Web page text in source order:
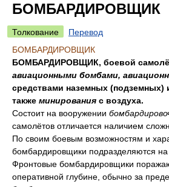
БОМБАРДИРОВЩИК
Толкование
Перевод
БОМБАРДИРОВЩИК
БОМБАРДИРОВЩИК, боевой
авиационными бомбами,
средствами наземных (подземных)
также минирования с воздуха.
Состоит на вооружении
самолётов отличается наличием
По своим боевым возможностям и
бомбардировщики подразделяются
Фронтовые бомбардировщики
оперативной глубине, обычно за